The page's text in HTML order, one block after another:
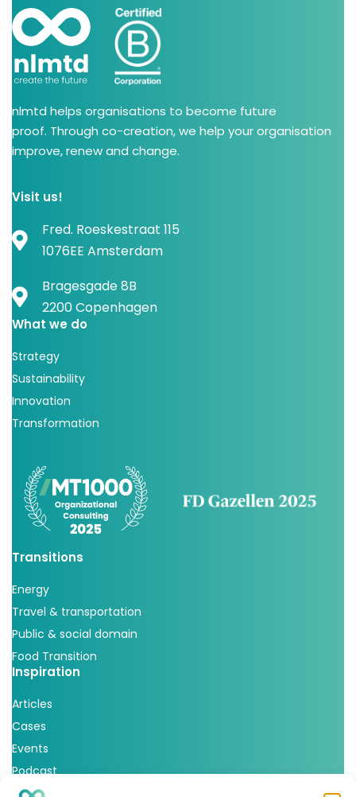
nlmtd helps organisations to become future
proof. Through co-creation, we help your organisation
improve, renew and change.
Visit us!
Fred. Roeskestraat 115
1076EE Amsterdam
Bragesgade 8B
2200 Copenhagen
What we do
Strategy
Sustainability
Innovation
Transformation
Transitions
Energy
Travel & transportation
Public & social domain
Food Transition
Inspiration
Articles
Cases
Events
Podcast
nlmtd x